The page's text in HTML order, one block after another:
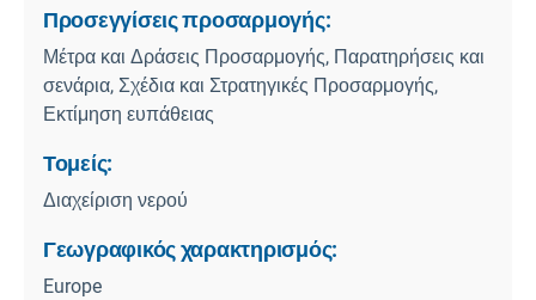
Προσεγγίσεις προσαρμογής:
Μέτρα και Δράσεις Προσαρμογής, Παρατηρήσεις και
σενάρια, Σχέδια και Στρατηγικές Προσαρμογής,
Εκτίμηση ευπάθειας
Τομείς:
Διαχείριση νερού
Γεωγραφικός χαρακτηρισμός:
Europe